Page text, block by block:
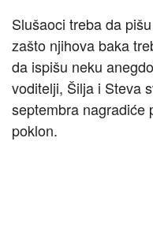
Slušaoci treba da
zašto njihova baka
da ispišu neku
voditelji, Šilja i Steva
septembra nagradiće
poklon.